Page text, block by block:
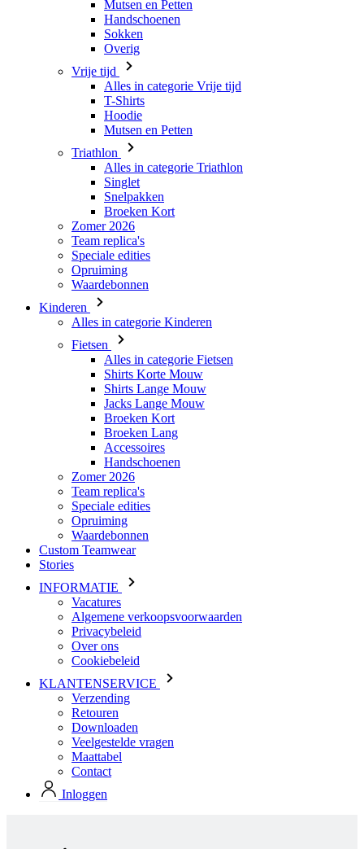
Mutsen en Petten
Handschoenen
Sokken
Overig
Vrije tijd
Alles in categorie Vrije tijd
T-Shirts
Hoodie
Mutsen en Petten
Triathlon
Alles in categorie Triathlon
Singlet
Snelpakken
Broeken Kort
Zomer 2026
Team replica's
Speciale edities
Opruiming
Waardebonnen
Kinderen
Alles in categorie Kinderen
Fietsen
Alles in categorie Fietsen
Shirts Korte Mouw
Shirts Lange Mouw
Jacks Lange Mouw
Broeken Kort
Broeken Lang
Accessoires
Handschoenen
Zomer 2026
Team replica's
Speciale edities
Opruiming
Waardebonnen
Custom Teamwear
Stories
INFORMATIE
Vacatures
Algemene verkoopsvoorwaarden
Privacybeleid
Over ons
Cookiebeleid
KLANTENSERVICE
Verzending
Retouren
Downloaden
Veelgestelde vragen
Maattabel
Contact
Inloggen